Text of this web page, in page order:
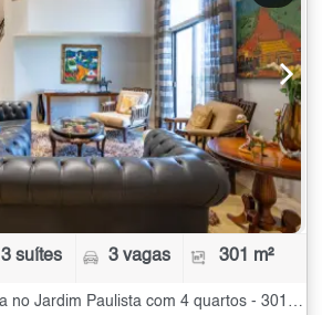
3 suítes 3 vagas 301 m²
Apartamento à Venda no Jardim Paulista com 4 quartos - 301 m²